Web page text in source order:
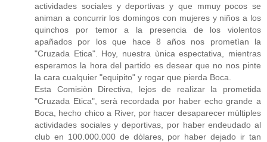
actividades sociales y deportivas y que mmuy pocos se
animan a concurrir los domingos con mujeres y niños a los
quinchos por temor a la presencia de los violentos
apañados por los que hace 8 años nos prometìan la
"Cruzada Etica". Hoy, nuestra ùnica espectativa, mientras
esperamos la hora del partido es desear que no nos pinte
la cara cualquier "equipito" y rogar que pierda Boca.
Esta Comisiòn Directiva, lejos de realizar la prometida
"Cruzada Etica", serà recordada por haber echo grande a
Boca, hecho chico a River, por hacer desaparecer mùltiples
actividades sociales y deportivas, por haber endeudado al
club en 100.000.000 de dòlares, por haber dejado ir tan